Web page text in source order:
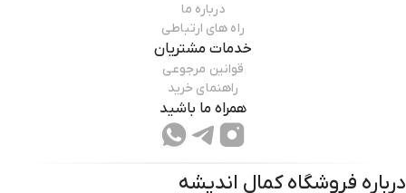
درباره ما
راه های ارتباطی
خدمات مشتریان
قوانین مرجوعی
راهنمای خرید
همراه ما باشید
درباره فروشگاهکمال اندیشه